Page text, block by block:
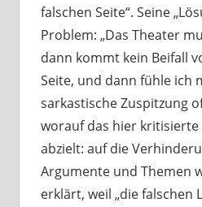
falschen Seite“. Seine
Problem: „Das Theater
dann kommt kein Beifall
Seite, und dann fühle ich
sarkastische Zuspitzung
worauf das hier
abzielt: auf die
Argumente und Themen
erklärt, weil „die falschen